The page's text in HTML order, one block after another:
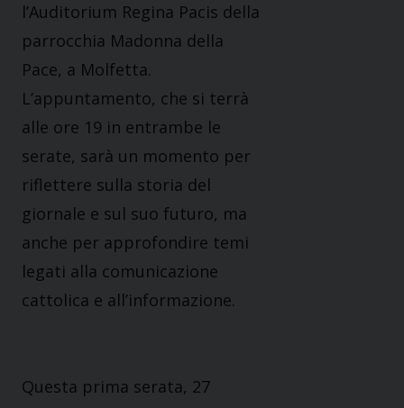
l’Auditorium Regina Pacis della
parrocchia Madonna della
Pace, a Molfetta.
L’appuntamento, che si terrà
alle ore 19 in entrambe le
serate, sarà un momento per
riflettere sulla storia del
giornale e sul suo futuro, ma
anche per approfondire temi
legati alla comunicazione
cattolica e all’informazione.
Questa prima serata, 27